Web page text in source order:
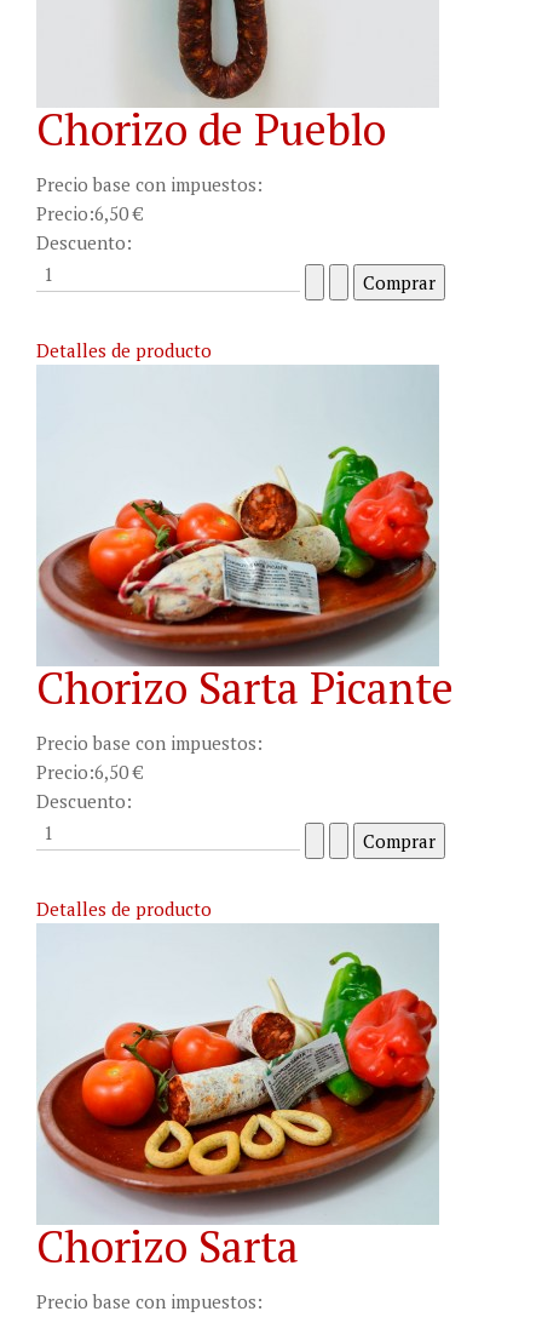
Chorizo de Pueblo
Precio base con impuestos:
Precio:6,50 €
Descuento:
Detalles de producto
Chorizo Sarta Picante
Precio base con impuestos:
Precio:6,50 €
Descuento:
Detalles de producto
Chorizo Sarta
Precio base con impuestos: